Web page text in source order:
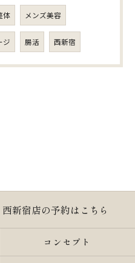
体 メンズ美容
ジ 腸活 西新宿
西新宿店の予約はこちら
コンセプト